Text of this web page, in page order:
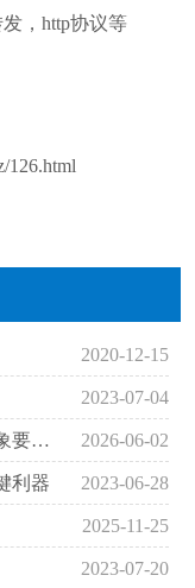
，http协议等
126.html
2020-12-15
2023-07-04
智能气象站可对风速风向等十余种气象要素实时观测 2026-06-02
利器 2023-06-28
2025-11-25
2023-07-20